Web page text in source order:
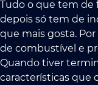
Tudo o que tem de
depois só tem de
que mais gosta.
de combustível e
Quando tiver
características que